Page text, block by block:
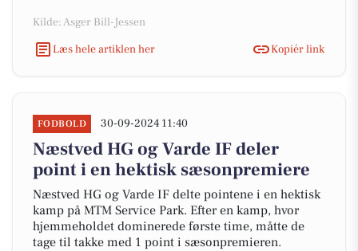
Kilde: Asger Bill-Jessen
Læs hele artiklen her
Kopiér link
FODBOLD 30-09-2024 11:40
Næstved HG og Varde IF deler
point i en hektisk sæsonpremiere
Næstved HG og Varde IF delte pointene i en hektisk
kamp på MTM Service Park. Efter en kamp, hvor
hjemmeholdet dominerede første time, måtte de
tage til takke med 1 point i sæsonpremieren.